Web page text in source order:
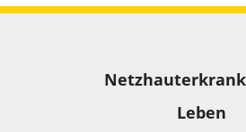
Leben